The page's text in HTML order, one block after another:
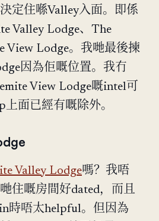
定住喺Valley入面。即係
Valley Lodge、The
View Lodge。我哋最後揀
因為佢嘅位置。我冇
View Lodge嘅intel可
面已經有嘅除外。
Valley Lodge嗎？我唔
住嘅房間好dated，而且
時唔太helpful。但因為